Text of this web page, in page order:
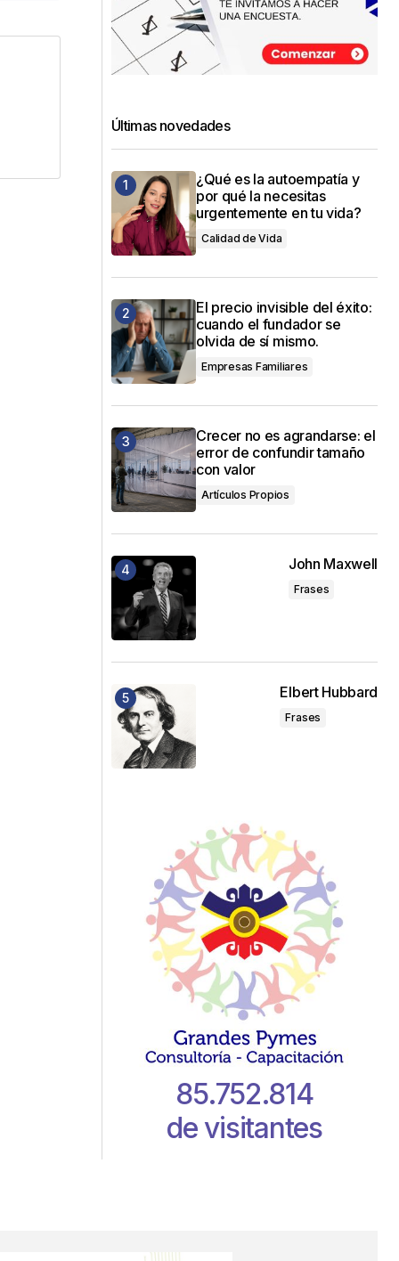
Últimas novedades
¿Qué es la autoempatía y
por qué la necesitas
urgentemente en tu vida?
Calidad de Vida
El precio invisible del éxito:
cuando el fundador se
olvida de sí mismo.
Empresas Familiares
Crecer no es agrandarse: el
error de confundir tamaño
con valor
Artículos Propios
John Maxwell
Frases
Elbert Hubbard
Frases
85.752.814
de visitantes